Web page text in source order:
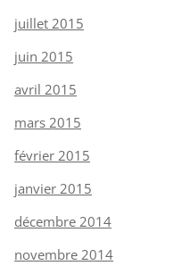
juillet 2015
juin 2015
avril 2015
mars 2015
février 2015
janvier 2015
décembre 2014
novembre 2014